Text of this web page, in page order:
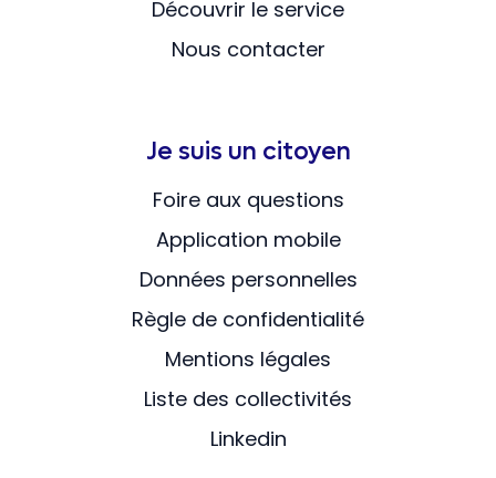
Découvrir le service
Nous contacter
Je suis un citoyen
Foire aux questions
Application mobile
Données personnelles
Règle de confidentialité
Mentions légales
Liste des collectivités
Linkedin